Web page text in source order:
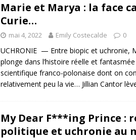
Marie et Marya : la face
Curie…
mai 4, 2022 Emily Costecalde 0
UCHRONIE — Entre biopic et uchronie,
plonge dans l’histoire réelle et
scientifique franco-polonaise dont on
relativement peu la vie… Jillian Cantor
My Dear F***ing Prince :
politique et uchronie au